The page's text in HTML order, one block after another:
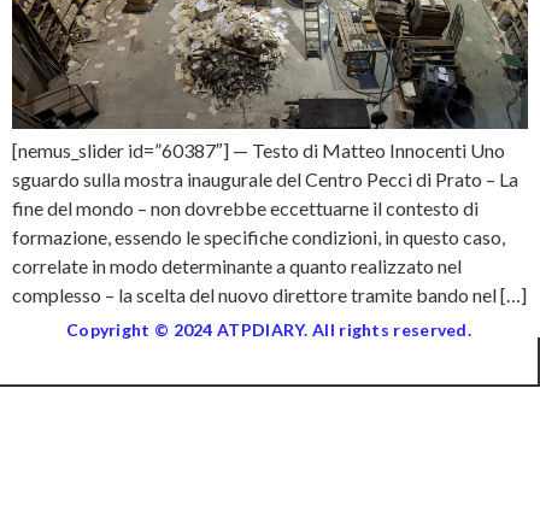
[nemus_slider id=”60387″] — Testo di Matteo Innocenti Uno
sguardo sulla mostra inaugurale del Centro Pecci di Prato – La
fine del mondo – non dovrebbe eccettuarne il contesto di
formazione, essendo le specifiche condizioni, in questo caso,
correlate in modo determinante a quanto realizzato nel
complesso – la scelta del nuovo direttore tramite bando nel […]
Copyright © 2024 ATPDIARY. All rights reserved.